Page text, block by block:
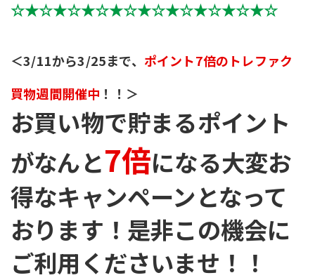
☆★☆★☆★☆★☆★☆★☆★☆★☆★☆
＜3/11から3/25まで、 ポイント7倍のトレファク
買物週間開催中 ！！＞
お買い物で貯まるポイント
がなんと7倍になる大変お
得なキャンペーンとなって
おります！是非この機会に
ご利用くださいませ！！